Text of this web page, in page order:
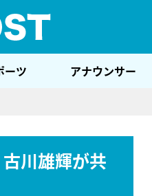
ーツ アナウンサー
川雄輝が共